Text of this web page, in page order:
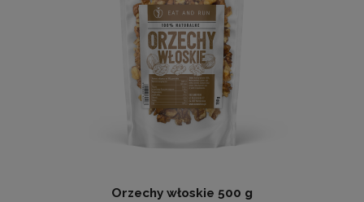
Orzechy włoskie 500 g